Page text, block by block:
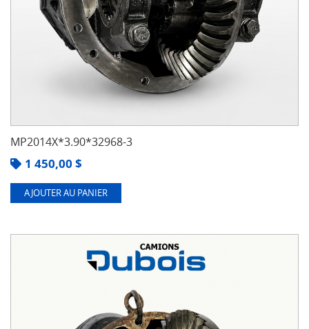
MP2014X*3.90*32968-3
1 450,00 $
AJOUTER AU PANIER